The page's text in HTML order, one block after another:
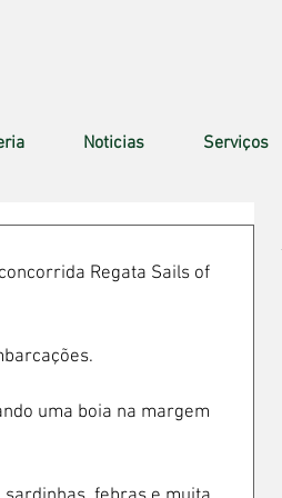
Noticias Serviços
Regata Sails of
uma boia na margem